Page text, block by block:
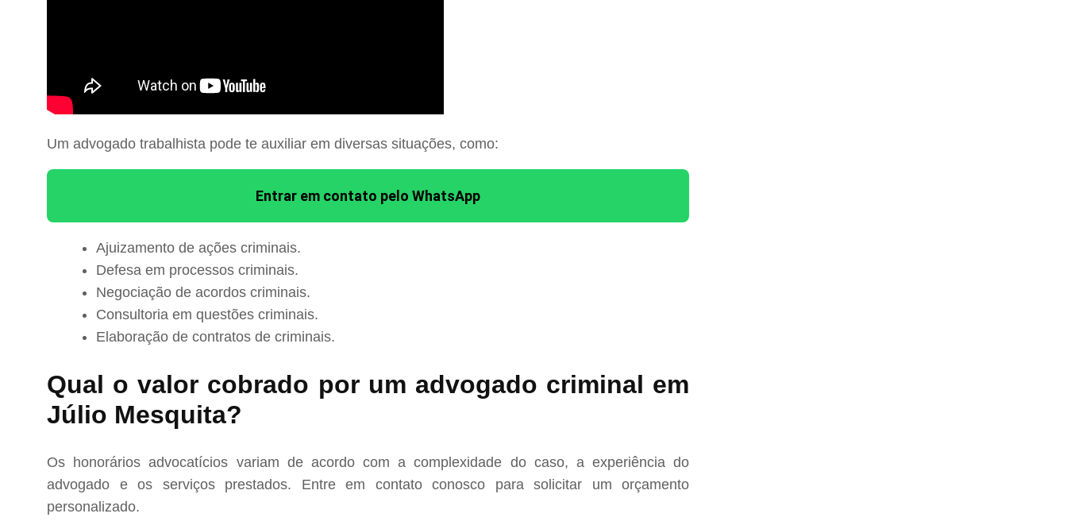
Um advogado trabalhista pode te auxiliar em diversas situações, como:
Entrar em contato pelo WhatsApp
Ajuizamento de ações criminais.
Defesa em processos criminais.
Negociação de acordos criminais.
Consultoria em questões criminais.
Elaboração de contratos de criminais.
Qual o valor cobrado por um advogado criminal em
Júlio Mesquita?
Os honorários advocatícios variam de acordo com a complexidade do caso, a experiência do
advogado e os serviços prestados. Entre em contato conosco para solicitar um orçamento
personalizado.